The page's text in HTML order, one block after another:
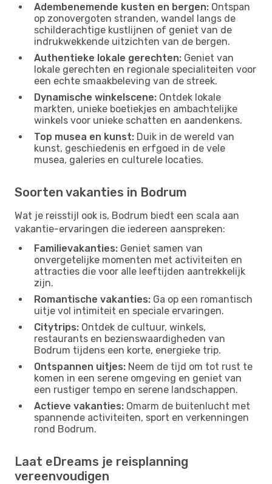
Adembenemende kusten en bergen: Ontspan
op zonovergoten stranden, wandel langs de
schilderachtige kustlijnen of geniet van de
indrukwekkende uitzichten van de bergen.
Authentieke lokale gerechten: Geniet van
lokale gerechten en regionale specialiteiten voor
een echte smaakbeleving van de streek.
Dynamische winkelscene: Ontdek lokale
markten, unieke boetiekjes en ambachtelijke
winkels voor unieke schatten en aandenkens.
Top musea en kunst: Duik in de wereld van
kunst, geschiedenis en erfgoed in de vele
musea, galeries en culturele locaties.
Soorten vakanties in Bodrum
Wat je reisstijl ook is, Bodrum biedt een scala aan
vakantie-ervaringen die iedereen aanspreken:
Familievakanties: Geniet samen van
onvergetelijke momenten met activiteiten en
attracties die voor alle leeftijden aantrekkelijk
zijn.
Romantische vakanties: Ga op een romantisch
uitje vol intimiteit en speciale ervaringen.
Citytrips: Ontdek de cultuur, winkels,
restaurants en bezienswaardigheden van
Bodrum tijdens een korte, energieke trip.
Ontspannen uitjes: Neem de tijd om tot rust te
komen in een serene omgeving en geniet van
een rustiger tempo en serene landschappen.
Actieve vakanties: Omarm de buitenlucht met
spannende activiteiten, sport en verkenningen
rond Bodrum.
Laat eDreams je reisplanning
vereenvoudigen